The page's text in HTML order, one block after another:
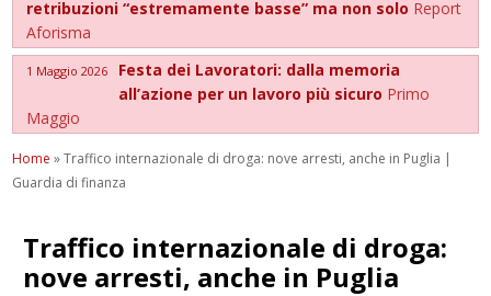
retribuzioni “estremamente basse” ma non solo Report
Aforisma
1 Maggio 2026
Festa dei Lavoratori: dalla memoria
all’azione per un lavoro più sicuro Primo
Maggio
Home »Traffico internazionale di droga: nove arresti, anche in Puglia |
Guardia di finanza
Traffico internazionale di droga:
nove arresti, anche in Puglia